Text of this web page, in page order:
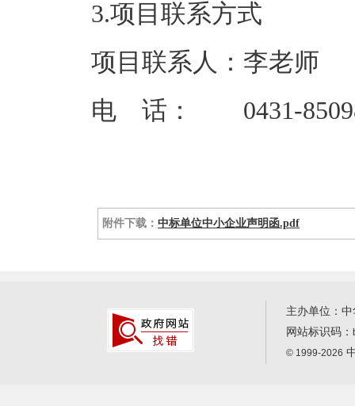
3.项目联系方式
项目联系人：李老师
电 话： 0431-
附件下载： 中标单位中小企业声明函.pdf
主办单位：
网站标识码：
© 1999-2026